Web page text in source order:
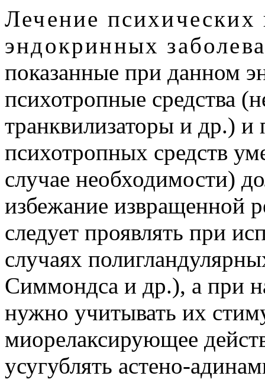
Лечение
эндокринных
показанные при данном
психотропные средства
транквилизаторы и др.)
психотропных средств
случае необходимости)
избежание извращенной
следует проявлять при
случаях
Симмондса и др.), а при
нужно учитывать их
миорелаксирующее
усугублять астено-